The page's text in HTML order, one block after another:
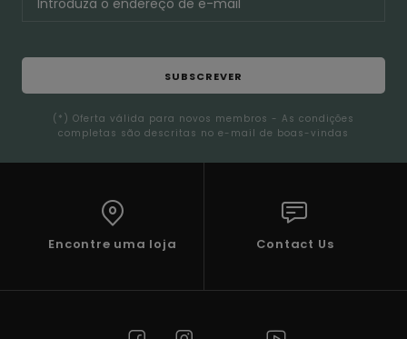
SUBSCREVER
(*) Oferta válida para novos membros - As condições
completas são descritas no e-mail de boas-vindas
Encontre uma loja Contact Us